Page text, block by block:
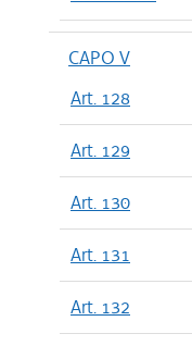
CAPO V
Art. 128
Art. 129
Art. 130
Art. 131
Art. 132